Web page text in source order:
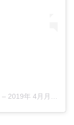
– 2019年 4月月5日午後2時07分PDT